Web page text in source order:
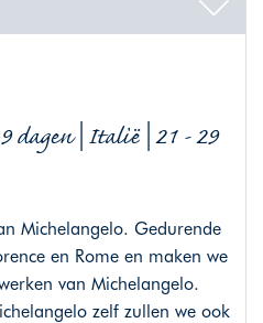
dagen | Italië | 21 - 29
Michelangelo. Gedurende
en Rome en maken we
van Michelangelo.
zelf zullen we ook